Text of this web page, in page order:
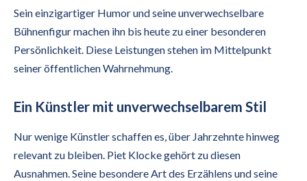
Sein einzigartiger Humor und seine unverwechselbare
Bühnenfigur machen ihn bis heute zu einer besonderen
Persönlichkeit. Diese Leistungen stehen im Mittelpunkt
seiner öffentlichen Wahrnehmung.
Ein Künstler mit unverwechselbarem Stil
Nur wenige Künstler schaffen es, über Jahrzehnte hinweg
relevant zu bleiben. Piet Klocke gehört zu diesen
Ausnahmen. Seine besondere Art des Erzählens und seine